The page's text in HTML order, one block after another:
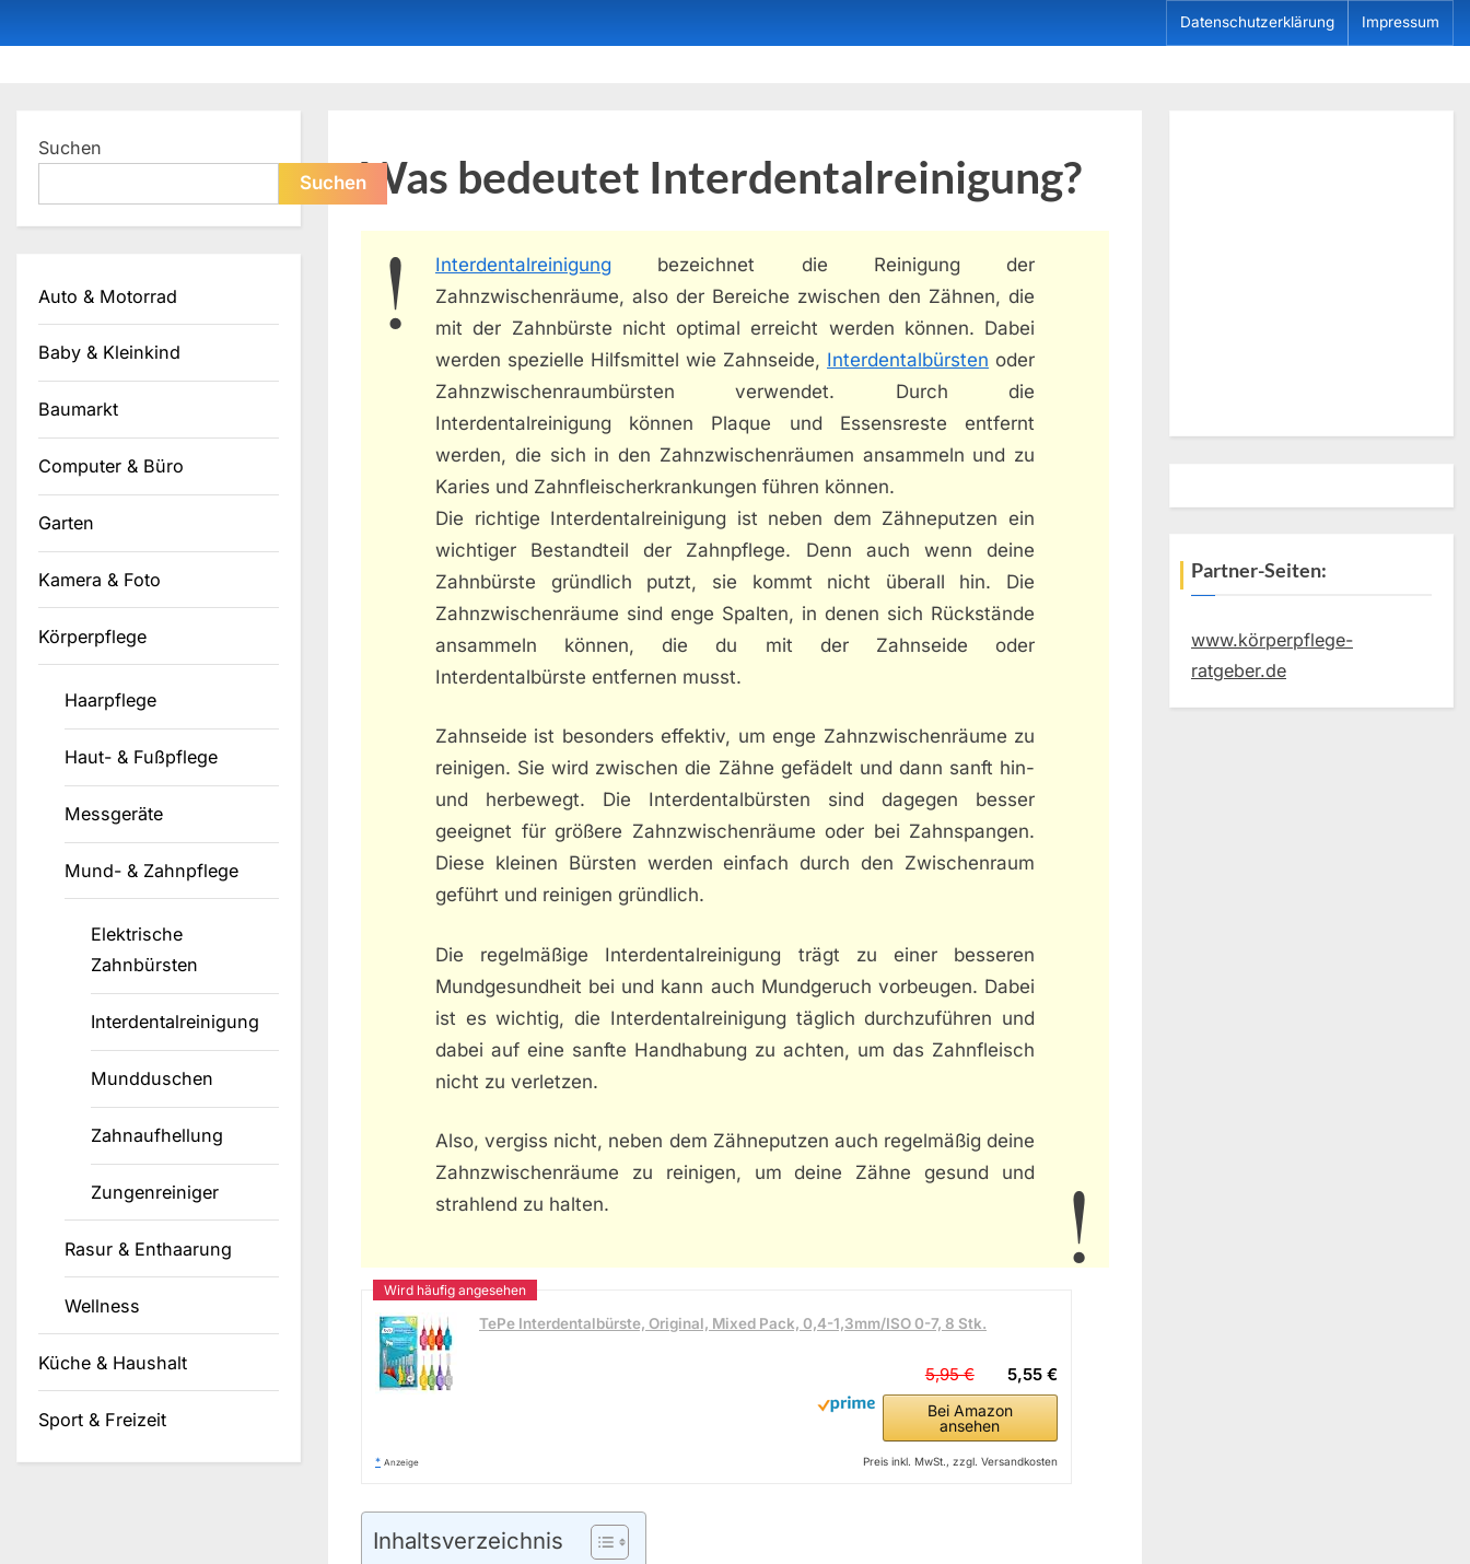
to
Datenschutzerklärung Impressum
Was bedeutet Interdentalreinigung?
Interdentalreinigung bezeichnet die Reinigung der
Zahnzwischenräume, also der Bereiche zwischen den Zähnen, die
mit der Zahnbürste nicht optimal erreicht werden können. Dabei
werden spezielle Hilfsmittel wie Zahnseide, Interdentalbürsten oder
Zahnzwischenraumbürsten verwendet. Durch die
Interdentalreinigung können Plaque und Essensreste entfernt
werden, die sich in den Zahnzwischenräumen ansammeln und zu
Karies und Zahnfleischerkrankungen führen können.
Die richtige Interdentalreinigung ist neben dem Zähneputzen ein
wichtiger Bestandteil der Zahnpflege. Denn auch wenn deine
Zahnbürste gründlich putzt, sie kommt nicht überall hin. Die
Zahnzwischenräume sind enge Spalten, in denen sich Rückstände
ansammeln können, die du mit der Zahnseide oder
Interdentalbürste entfernen musst.
Zahnseide ist besonders effektiv, um enge Zahnzwischenräume zu
reinigen. Sie wird zwischen die Zähne gefädelt und dann sanft hin-
und herbewegt. Die Interdentalbürsten sind dagegen besser
geeignet für größere Zahnzwischenräume oder bei Zahnspangen.
Diese kleinen Bürsten werden einfach durch den Zwischenraum
geführt und reinigen gründlich.
Die regelmäßige Interdentalreinigung trägt zu einer besseren
Mundgesundheit bei und kann auch Mundgeruch vorbeugen. Dabei
ist es wichtig, die Interdentalreinigung täglich durchzuführen und
dabei auf eine sanfte Handhabung zu achten, um das Zahnfleisch
nicht zu verletzen.
Also, vergiss nicht, neben dem Zähneputzen auch regelmäßig deine
Zahnzwischenräume zu reinigen, um deine Zähne gesund und
strahlend zu halten.
TePe Interdentalbürste, Original, Mixed Pack, 0,4-1,3mm/ISO 0-7, 8 Stk.
5,55 €
5,95 €
Bei Amazon
ansehen
* Anzeige Preis inkl. MwSt., zzgl. Versandkosten
Inhaltsverzeichnis
Suchen
Suchen
Auto & Motorrad
Baby & Kleinkind
Baumarkt
Computer & Büro
Garten
Kamera & Foto
Körperpflege
Haarpflege
Haut- & Fußpflege
Messgeräte
Mund- & Zahnpflege
Elektrische
Zahnbürsten
Interdentalreinigung
Mundduschen
Zahnaufhellung
Zungenreiniger
Rasur & Enthaarung
Wellness
Küche & Haushalt
Sport & Freizeit
Partner-Seiten:
www.körperpflege-
ratgeber.de